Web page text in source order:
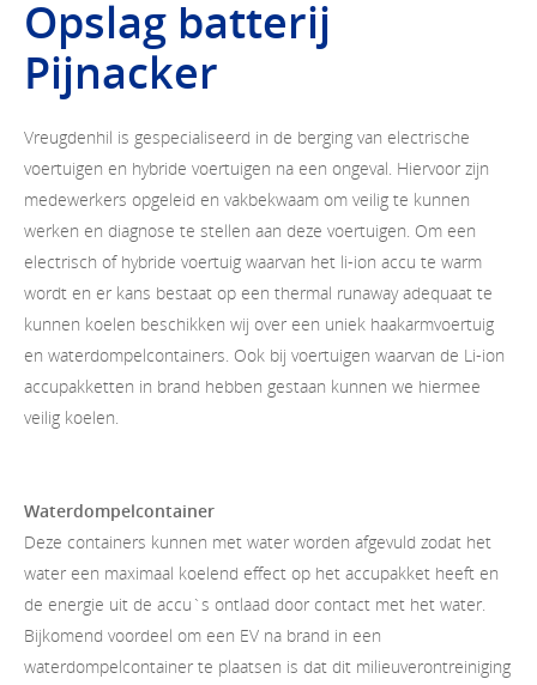
Opslag batterij
Pijnacker
Vreugdenhil is gespecialiseerd in de berging van electrische
voertuigen en hybride voertuigen na een ongeval. Hiervoor zijn
medewerkers opgeleid en vakbekwaam om veilig te kunnen
werken en diagnose te stellen aan deze voertuigen. Om een
electrisch of hybride voertuig waarvan het li-ion accu te warm
wordt en er kans bestaat op een thermal runaway adequaat te
kunnen koelen beschikken wij over een uniek haakarmvoertuig
en waterdompelcontainers. Ook bij voertuigen waarvan de Li-ion
accupakketten in brand hebben gestaan kunnen we hiermee
veilig koelen.
Waterdompelcontainer
Deze containers kunnen met water worden afgevuld zodat het
water een maximaal koelend effect op het accupakket heeft en
de energie uit de accu`s ontlaad door contact met het water.
Bijkomend voordeel om een EV na brand in een
waterdompelcontainer te plaatsen is dat dit milieuverontreiniging